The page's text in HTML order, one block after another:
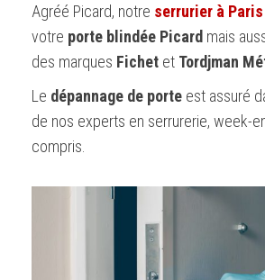
Agréé Picard, notre serrurier à
votre porte blindée Picard mais
des marques Fichet et Tordjman
Le dépannage de porte est assuré
de nos experts en serrurerie, week-
compris.